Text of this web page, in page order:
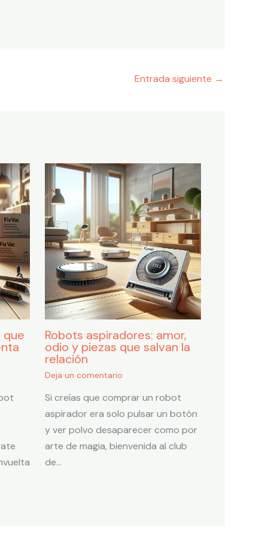
Entrada siguiente →
que Robots aspiradores: amor,
odio y piezas que salvan la
relación
Deja un comentario
Si creías que comprar un robot
aspirador era solo pulsar un botón
y ver polvo desaparecer como por
arte de magia, bienvenida al club
de…